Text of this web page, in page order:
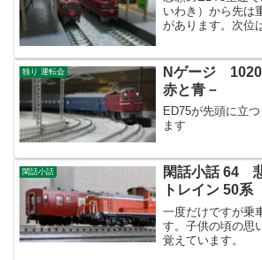
いわき）から先は
があります。次位
独り 運転会
Nゲージ
赤と青－
ED75が先頭に立
ます
閑話小話
閑話小話 64
トレイン 50系
一度だけですが乗
す。子供の頃の思
覚えています。